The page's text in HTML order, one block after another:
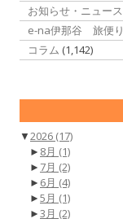
お知らせ・ニュース
e-na伊那谷 旅便り
コラム (1,142)
▼2026 (17)
► 8月 (1)
► 7月 (2)
► 6月 (4)
►5月 (1)
►3月 (2)